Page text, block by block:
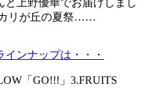
上野優華でお届けしまし
リが丘の夏祭……
ンナップは・・・
「GO!!!」3.FRUITS